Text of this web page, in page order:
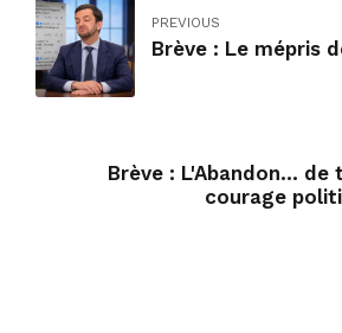
PREVIOUS
Brève : Le mépris
Brève : L'Abandon... de
courage